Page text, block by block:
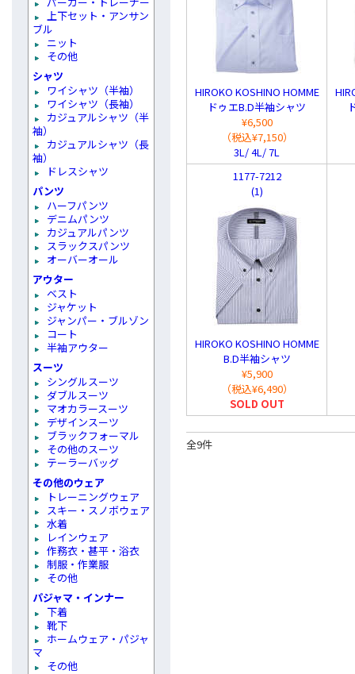
HIROKO KOSHINO HOMME
ドゥエB.D半袖シャツ
¥6,500
（税込¥7,150）
3L/ 4L/ 7L
1177-7212
(1)
HIROKO KOSHINO HOMME
B.D半袖シャツ
¥5,900
（税込¥6,490）
SOLD OUT
全9件
上下セット・アンサン
ブル
ニット
その他
シャツ
ワイシャツ（半袖）
ワイシャツ（長袖）
カジュアルシャツ（半
袖）
カジュアルシャツ（長
袖）
ドレスシャツ
パンツ
ハーフパンツ
デニムパンツ
カジュアルパンツ
スラックスパンツ
オーバーオール
アウター
ベスト
ジャケット
ジャンパー・ブルゾン
コート
半袖アウター
スーツ
シングルスーツ
ダブルスーツ
マオカラースーツ
デザインスーツ
ブラックフォーマル
その他のスーツ
テーラーバッグ
その他のウェア
トレーニングウェア
スキー・スノボウェア
水着
レインウェア
作務衣・甚平・浴衣
制服・作業服
その他
パジャマ・インナー
下着
靴下
ホームウェア・パジャ
マ
その他